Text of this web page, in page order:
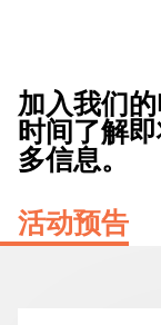
加入我们
时间了解
多信息。
活动预告